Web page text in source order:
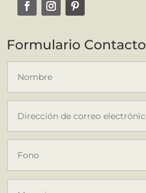
Formulario Contacto